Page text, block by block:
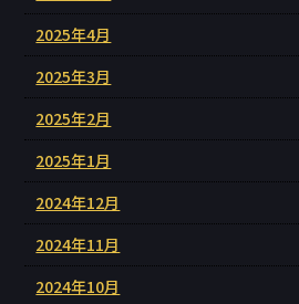
2025年4月
2025年3月
2025年2月
2025年1月
2024年12月
2024年11月
2024年10月